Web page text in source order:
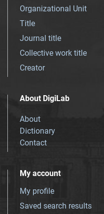
Organizational Unit
Title
Journal title
Collective work title
Creator
About DigiLab
About
Dictionary
Contact
My account
My profile
Saved search results